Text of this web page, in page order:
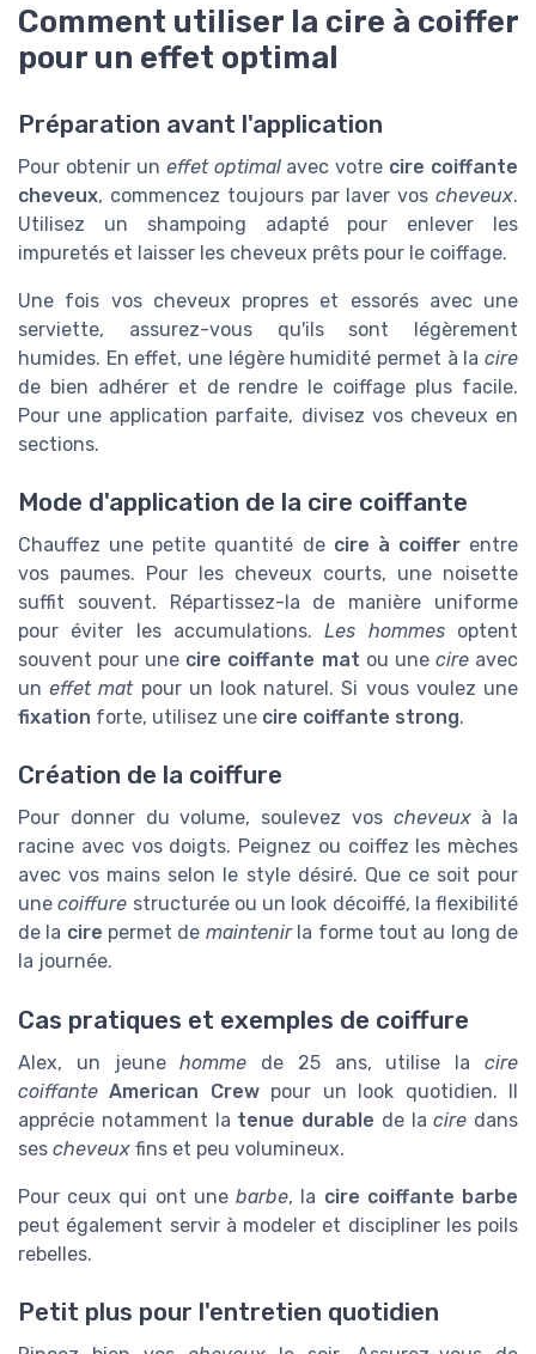
Comment utiliser la cire à coiffer
pour un effet optimal
Préparation avant l'application
Pour obtenir un effet optimalavec votre cire coiffante
cheveux, commencez toujours par laver vos cheveux.
Utilisez un shampoing adapté pour enlever les
impuretés et laisser les cheveux prêts pour le coiffage.
Une fois vos cheveux propres et essorés avec une
serviette, assurez-vous qu'ils sont légèrement
humides. En effet, une légère humidité permet à la cire
de bien adhérer et de rendre le coiffage plus facile.
Pour une application parfaite, divisez vos cheveux en
sections.
Mode d'application de la cire coiffante
Chauffez une petite quantité de cire à coifferentre
vos paumes. Pour les cheveux courts, une noisette
suffit souvent. Répartissez-la de manière uniforme
pour éviter les accumulations.Les hommesoptent
souvent pour une cire coiffante mat ou une cireavec
uneffet matpour un look naturel. Si vous voulez une
fixation forte, utilisez une cire coiffante strong.
Création de la coiffure
Pour donner du volume, soulevez vos cheveuxà la
racine avec vos doigts. Peignez ou coiffez les mèches
avec vos mains selon le style désiré. Que ce soit pour
unecoiffure structurée ou un look décoiffé, la flexibilité
de la cire permet de maintenirla forme tout au long de
la journée.
Cas pratiques et exemples de coiffure
Alex, un jeunehomme de 25 ans, utilise lacire
coiffante American Crewpour un look quotidien. Il
apprécie notamment la tenue durable de lacire dans
ses cheveux fins et peu volumineux.
Pour ceux qui ont unebarbe, la cire coiffante barbe
peut également servir à modeler et discipliner les poils
rebelles.
Petit plus pour l'entretien quotidien